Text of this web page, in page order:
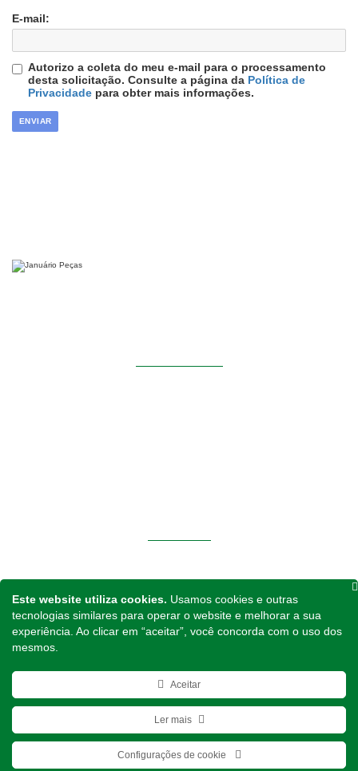
E-mail:
Autorizo a coleta do meu e-mail para o processamento
desta solicitação. Consulte a página da Política de
Privacidade para obter mais informações.
Implementos
Peças para Reposição
Fone
(48) 3525 - 0294 / (48) 3525 - 1289
Copyright. Todos os direitos reservados. © 2021
Este website utiliza cookies. Usamos cookies e outras
tecnologias similares para operar o website e melhorar a sua
experiência. Ao clicar em “aceitar”, você concorda com o uso dos
mesmos.
Aceitar
Ler mais
Configurações de cookie